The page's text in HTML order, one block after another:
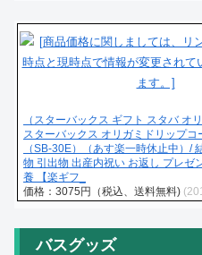
（スターバックス ギフト スタバ オ
スターバックス オリガミドリップコ
（SB-30E）（あす楽一時休止中）/
物 引出物 出産内祝い お返し プレゼ
養 【楽ギフ_
価格：3075円（税込、送料無料)
バスグッズ